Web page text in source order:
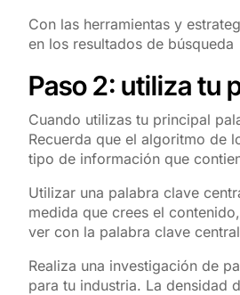
Con las herramientas y
en los resultados de búsqueda
Paso 2: utiliza tu
Cuando utilizas tu principal
Recuerda que el algoritmo de
tipo de información que
Utilizar una palabra clave
medida que crees el
ver con la palabra clave
Realiza una investigación de
para tu industria. La densidad